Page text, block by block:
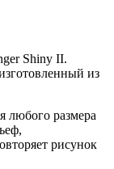
Shiny II.
из
любого размера
рисунок